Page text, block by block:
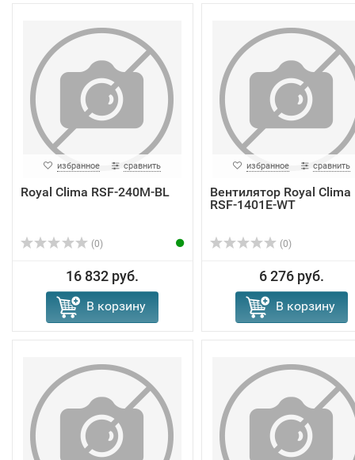
избранное сравнить
Royal Clima RSF-240M-BL
(0)
16 832 руб.
В корзину
избранное сравнить
Вентилятор Royal Clima
RSF-1401E-WT
(0)
6 276 руб.
В корзину